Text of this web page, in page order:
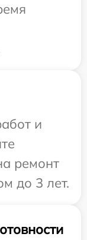
и
ремонт
до 3 лет.